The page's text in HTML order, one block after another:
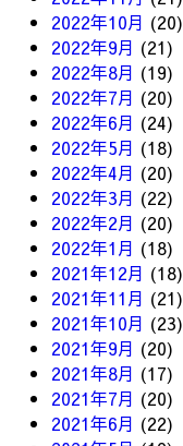
2022年10月 (20)
2022年9月 (21)
2022年8月 (19)
2022年7月 (20)
2022年6月 (24)
2022年5月 (18)
2022年4月 (20)
2022年3月 (22)
2022年2月 (20)
2022年1月 (18)
2021年12月 (18)
2021年11月 (21)
2021年10月 (23)
2021年9月 (20)
2021年8月 (17)
2021年7月 (20)
2021年6月 (22)